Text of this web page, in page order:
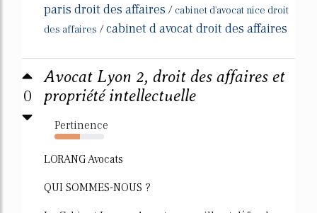
paris droit des affaires / cabinet d'avocat nice droit
des affaires /cabinet d avocat droit des affaires
0
Avocat Lyon 2, droit des affaires et
propriété intellectuelle
Pertinence
52%
LORANG Avocats
QUI SOMMES-NOUS ?